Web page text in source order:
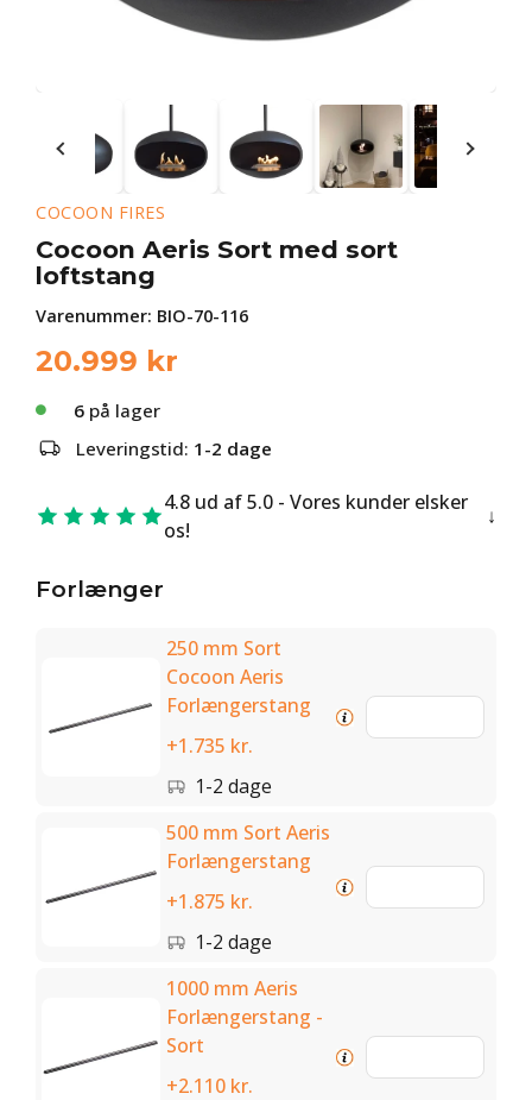
COCOON FIRES
Cocoon Aeris Sort med sort
loftstang
Varenummer: BIO-70-116
20.999 kr
6 på lager
Leveringstid: 1-2 dage
4.8 ud af 5.0 - Vores kunder elsker
os!
Forlænger
250 mm Sort
Cocoon Aeris
Forlængerstang
+1.735 kr.
1-2 dage
500 mm Sort Aeris
Forlængerstang
+1.875 kr.
1-2 dage
1000 mm Aeris
Forlængerstang -
Sort
+2.110 kr.